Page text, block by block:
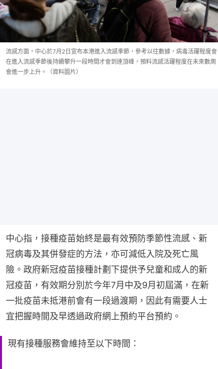
流感方面，中心於7月2日宣布本港進入流感季節，參考以往數據，病毒活躍程度會
在進入流感季節後持續攀升一段時間才會到達頂峰，預料流感活躍程度在未來數周
會進一步上升。（資料圖片）
中心指，接種疫苗始終是最有效預防季節性流感、新
冠病毒及其併發症的方法，亦可減低入院及死亡風
險。政府新冠疫苗接種計劃下提供予兒童和成人的新
冠疫苗，有效期分別於今年7月中及9月初屆滿，在新
一批疫苗未抵港前會有一段過渡期，因此有需要人士
宜把握時間及早透過政府網上預約平台預約。
現有接種服務會維持至以下時間：